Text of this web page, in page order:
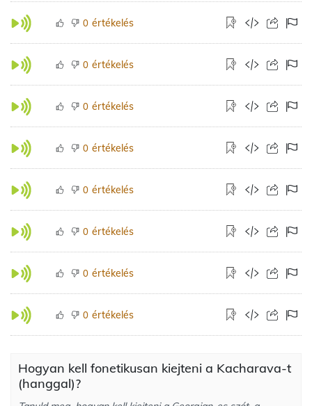
0 értékelés
0 értékelés
0 értékelés
0 értékelés
0 értékelés
0 értékelés
0 értékelés
0 értékelés
Hogyan kell fonetikusan kiejteni a Kacharava-t
(hanggal)?